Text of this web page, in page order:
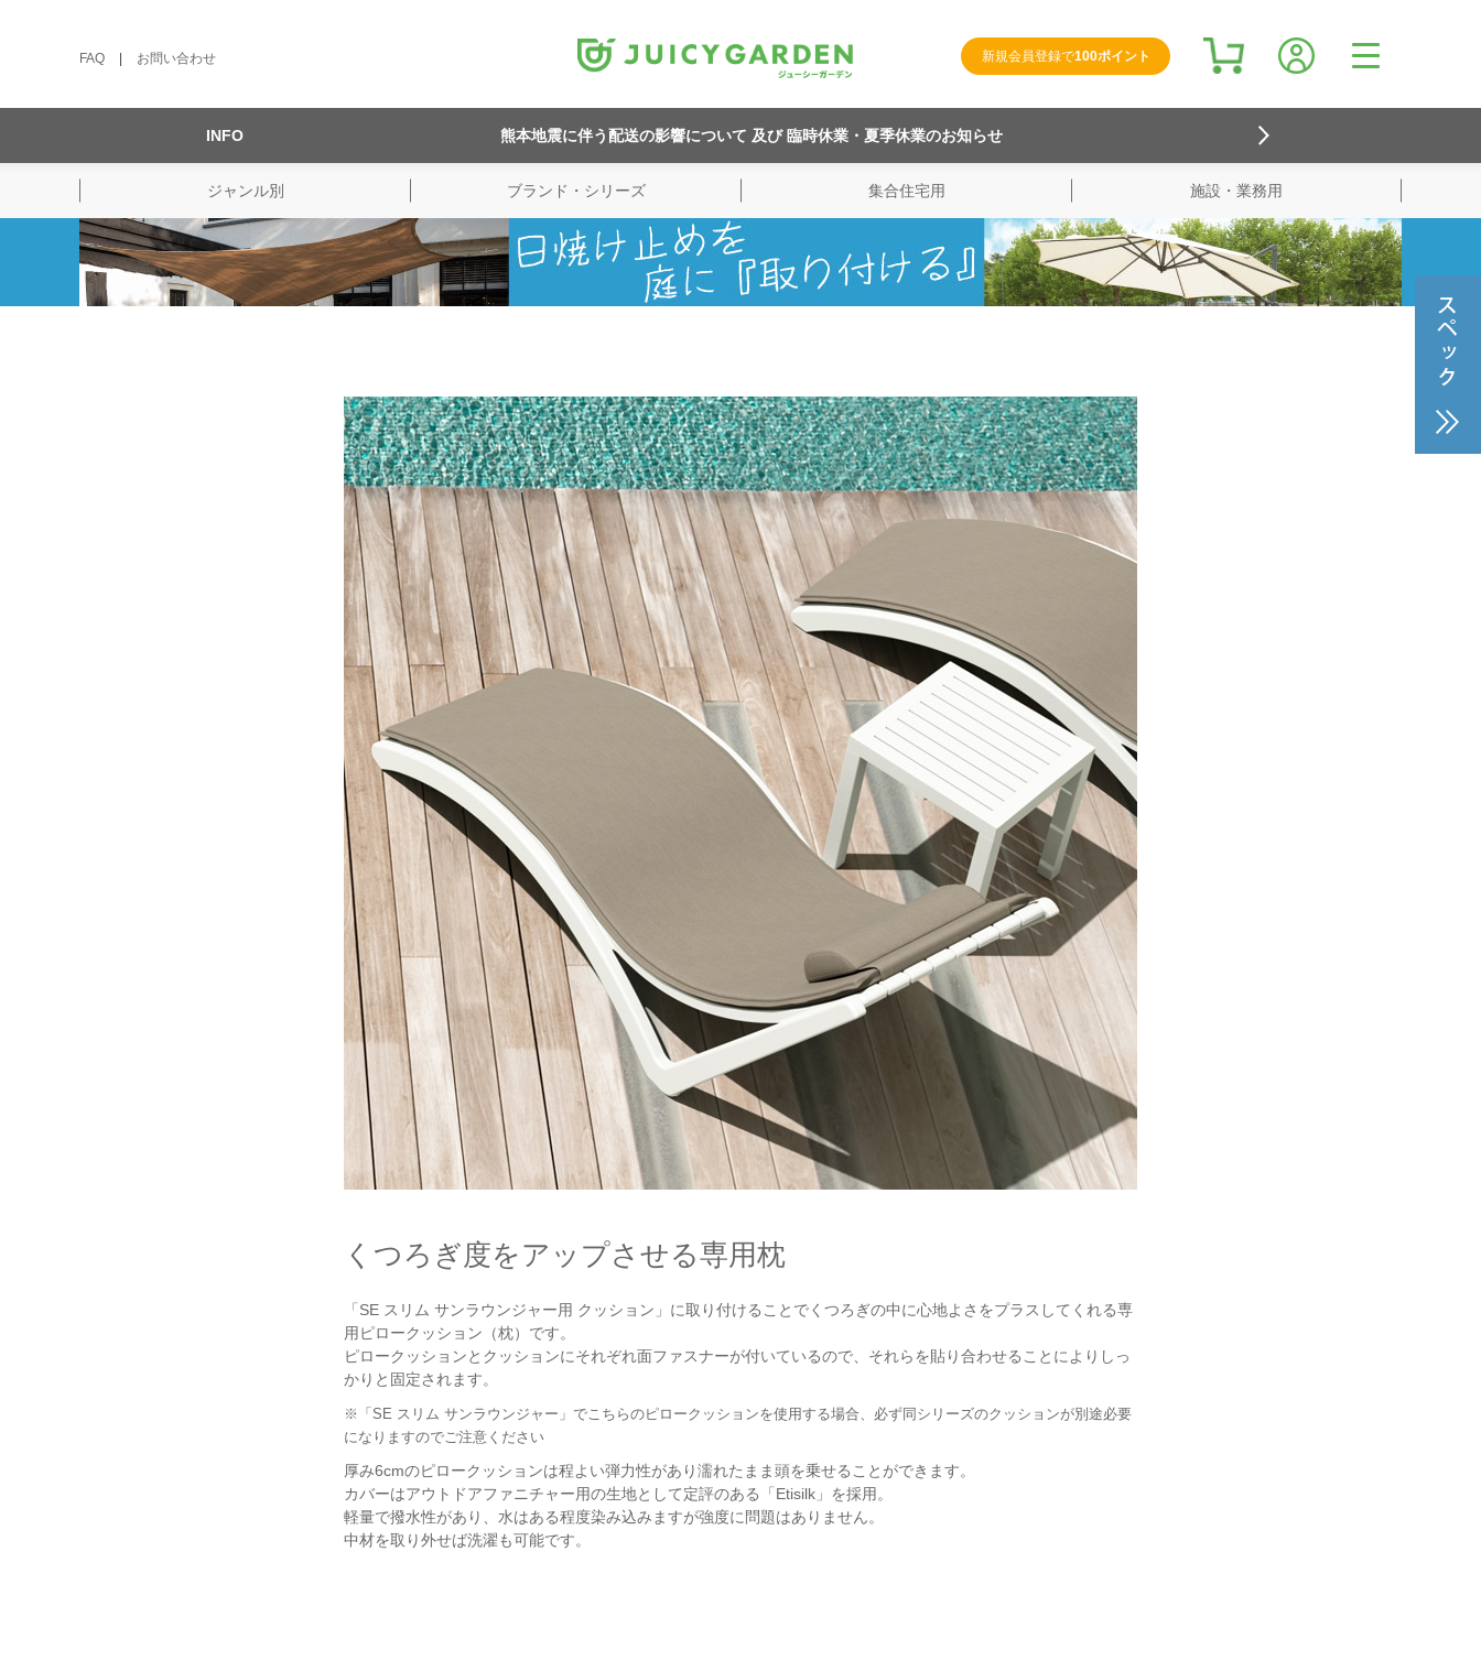
FAQ お問い合わせ 新規会員登録で100ポイント
検索
INFO 熊本地震に伴う配送の影響について 及び 臨時休業・夏季休業のお知らせ
ジャンル別 ブランド・シリーズ 集合住宅用 施設・業務用
くつろぎ度をアップさせる専用枕
「SE スリム サンラウンジャー用 クッション」に取り付けることでくつろぎの中に心地よさをプラスしてくれる専
用ピロークッション（枕）です。
ピロークッションとクッションにそれぞれ面ファスナーが付いているので、それらを貼り合わせることによりしっ
かりと固定されます。
※「SE スリム サンラウンジャー」でこちらのピロークッションを使用する場合、必ず同シリーズのクッションが別途必要
になりますのでご注意ください
厚み6cmのピロークッションは程よい弾力性があり濡れたまま頭を乗せることができます。
カバーはアウトドアファニチャー用の生地として定評のある「Etisilk」を採用。
軽量で撥水性があり、水はある程度染み込みますが強度に問題はありません。
中材を取り外せば洗濯も可能です。